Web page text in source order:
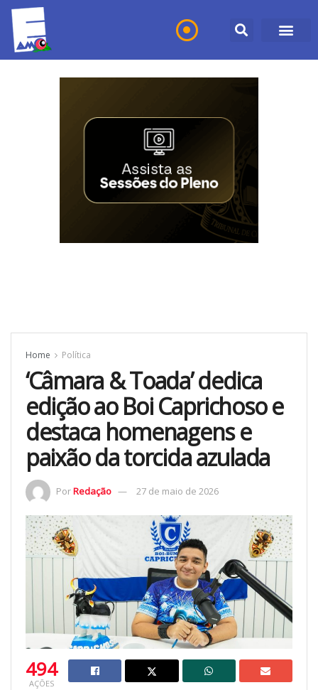
Home Política
‘Câmara & Toada’ dedica
edição ao Boi Caprichoso e
destaca homenagens e
paixão da torcida azulada
PorRedação 27 de maio de 2026
494
AÇÕES